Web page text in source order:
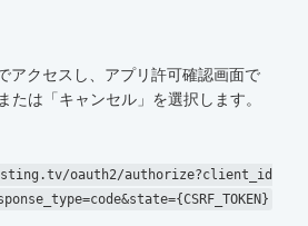
アクセスし、アプリ許可確認画面で
たは「キャンセル」を選択します。
oauth2/authorize?client_id